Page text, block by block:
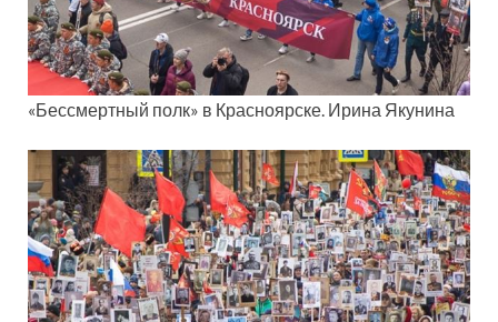
«Бессмертный полк» в Красноярске. Ирина Якунина